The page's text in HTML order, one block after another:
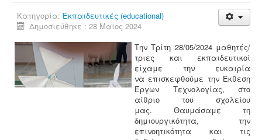
Κατηγορία: Εκπαιδευτικές (educational)
Δημοσιεύθηκε : 28 Μαϊος 2024
Την Τρίτη 28/05/2024 μαθητές/
τριες και εκπαιδευτικοί
είχαμε την ευκαιρία
να επισκεφθούμε την Έκθεση
Έργων Τεχνολογίας, στο
αίθριο του σχολείου
μας. Θαυμάσαμε τη
δημιουργικότητα, την
επινοητικότητα και τις